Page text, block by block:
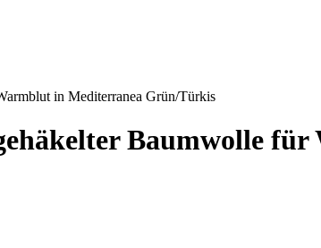
in Mediterranea Grün/Türkis
Baumwolle